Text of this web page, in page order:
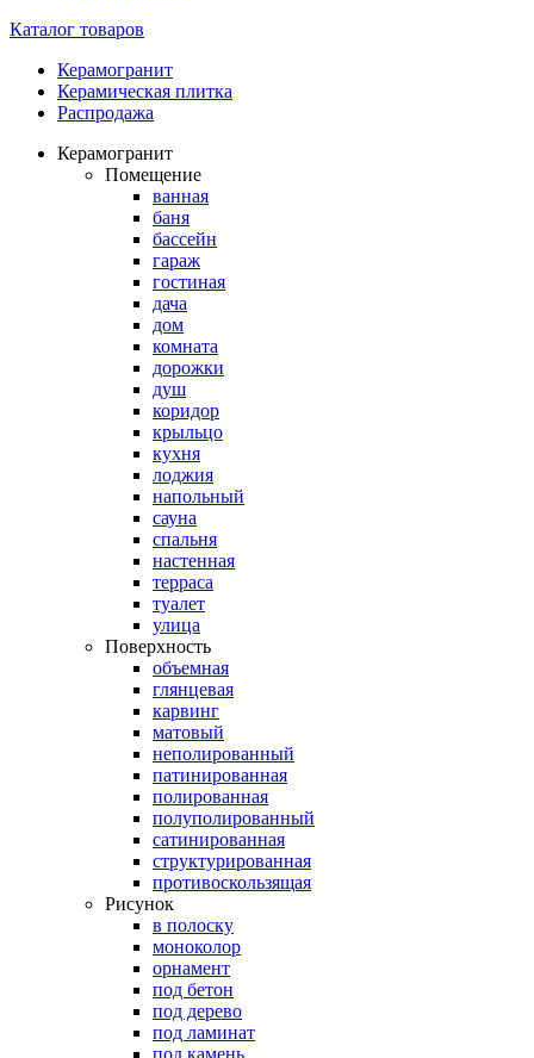
Каталог товаров
Керамогранит
Керамическая плитка
Распродажа
Керамогранит
Помещение
ванная
баня
бассейн
гараж
гостиная
дача
дом
комната
дорожки
душ
коридор
крыльцо
кухня
лоджия
напольный
сауна
спальня
настенная
терраса
туалет
улица
Поверхность
объемная
глянцевая
карвинг
матовый
неполированный
патинированная
полированная
полуполированный
сатинированная
структурированная
противоскользящая
Рисунок
в полоску
моноколор
орнамент
под бетон
под дерево
под ламинат
под камень